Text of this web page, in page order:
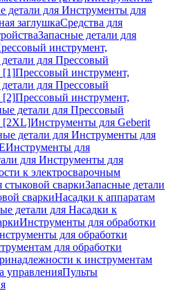
детали для Инструменты для
заглушкаСредства для
Запасные детали для
инструмент,
для Прессовый
[1]Прессовый инструмент,
для Прессовый
[2]Прессовый инструмент,
детали для Прессовый
[2XL]Инструменты для Geberit
детали для Инструменты для
Инструменты для
для Инструменты для
к электросварочным
сваркиЗапасные детали
сваркиНасадки к аппаратам
детали для Насадки к
Инструменты для обработки
для обработки
для обработки
к инструментам
управленияПульты